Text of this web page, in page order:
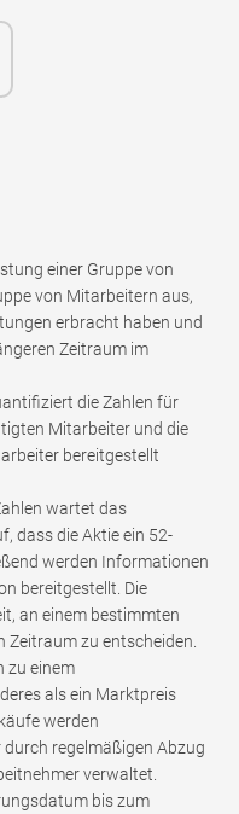
einer Gruppe von
von Mitarbeitern aus,
erbracht haben und
Zeitraum im
die Zahlen für
Mitarbeiter und die
bereitgestellt
wartet das
dass die Aktie ein 52-
werden Informationen
bereitgestellt. Die
an einem bestimmten
zu entscheiden.
zu einem
als ein Marktpreis
werden
regelmäßigen Abzug
verwaltet.
bis zum